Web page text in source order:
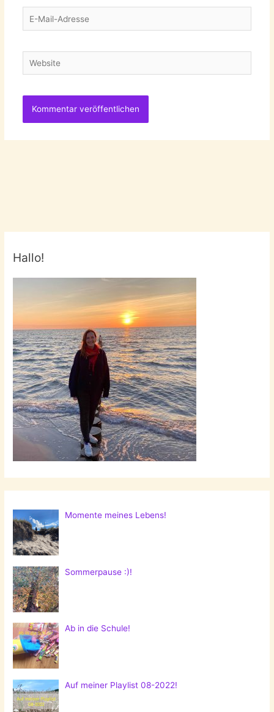
E-
Mail-
Website
Hallo!
Momente meines Lebens!
Sommerpause :)!
Ab in die Schule!
Auf meiner Playlist 08-2022!